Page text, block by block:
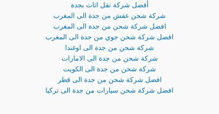
أفضل شركة نقل اثاث بجدة
شركة شحن عفش من جدة الى المغرب
افضل شركة شحن من جدة الى المغرب
افضل شركة شحن جوي من جدة الى المغرب
شركة شحن من جدة الى اوغندا
شركة شحن من جدة الى الامارات
شركة شحن من جدة الى الكويت
افضل شركة شحن من جدة الى قطر
افضل شركة شحن سيارات من جدة الى تركيا